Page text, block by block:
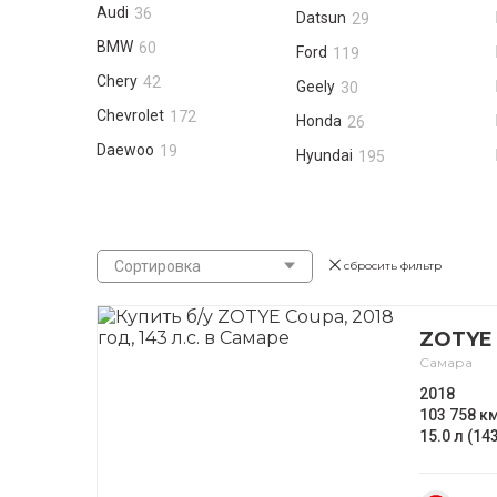
Audi 36
BMW 60
Chery 42
Chevrolet 172
Daewoo 19
Datsun 29
Ford 119
Geely 30
Honda 26
Hyundai 195
Сортировка сбросить фильтр
Самара
2018
103 758
15.0 л